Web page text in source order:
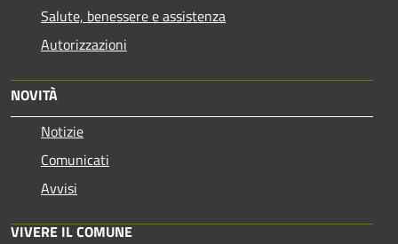
Salute, benessere e assistenza
Autorizzazioni
NOVITÀ
Notizie
Comunicati
Avvisi
VIVERE IL COMUNE